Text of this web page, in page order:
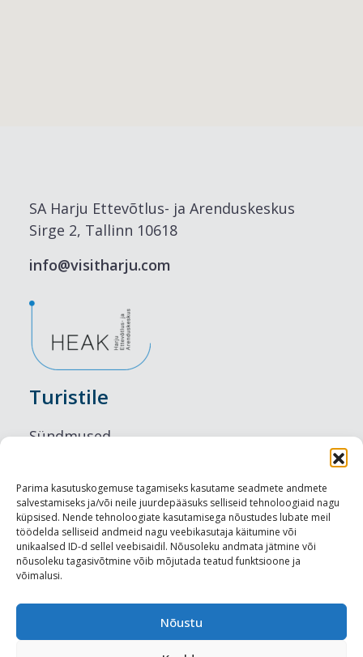
Parima kasutuskogemuse tagamiseks kasutame seadmete andmete
salvestamiseks ja/või neile juurdepääsuks selliseid tehnoloogiaid nagu
küpsised. Nende tehnoloogiate kasutamisega nõustudes lubate meil
töödelda selliseid andmeid nagu veebikasutaja käitumine või
unikaalsed ID-d sellel veebisaidil. Nõusoleku andmata jätmine või
nõusoleku tagasivõtmine võib mõjutada teatud funktsioone ja
võimalusi.
Nõustu
SA Harju Ettevõtlus- ja Arenduskeskus
Sirge 2, Tallinn 10618
info@visitharju.com
Turistile
Sündmused
Maitseelamused
Vaatamisväärsused
Visit Tallinn
Turismiprofessionaalile